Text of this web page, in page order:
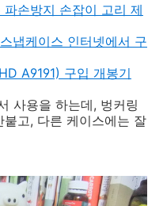
손방지 손잡이 고리 제
냅케이스 인터넷에서 구
A9191) 구입 개봉기
사용을 하는데, 벙커링
고, 다른 케이스에는 잘